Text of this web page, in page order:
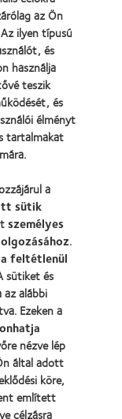
az Ön
ilyen típusú
és
használja
teszik
és
élményt
tartalmakat
a
sütik
személyes
.
a feltétlenül
sütiket és
alábbi
Ezeken a
nézve lép
által adott
köre,
említett
célzásra